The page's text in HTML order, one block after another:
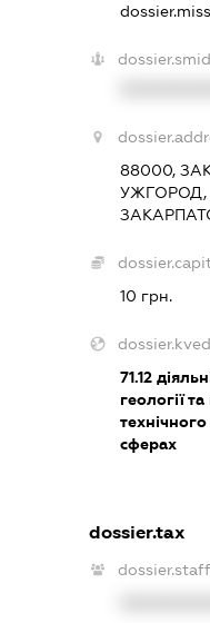
88000,
УЖГОРОД,
10 грн.
71.12
геології
сферах
dossier.tax
dossier.staff